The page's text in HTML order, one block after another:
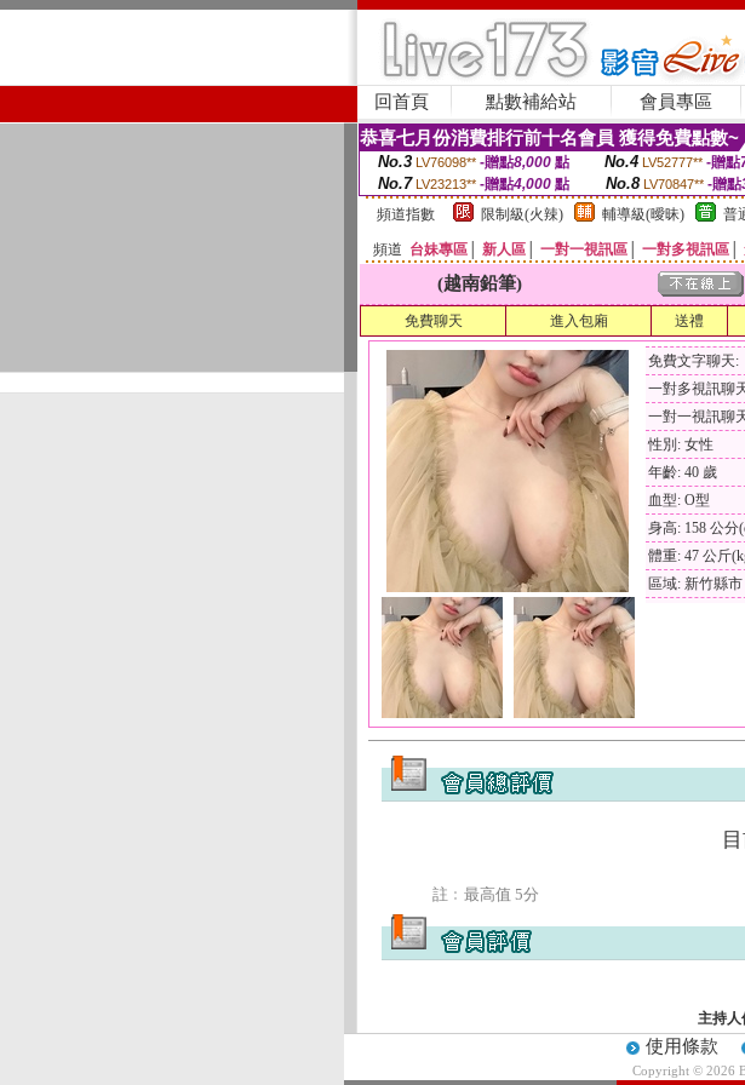
回首頁 點數補給站 會員專區
恭喜七月份消費排行前十名會員 獲得免費點數~
No.3 LV76098** -贈點8,000點 No.4 LV52777** -贈點
No.7 LV23213** -贈點4,000 點 No.8 LV70847** -贈點
頻道指數
限制級(火辣) 輔導級(曖昧) 普
頻道 台妹專區 新人區 一對一視訊區 一對多視訊區
(越南鉛筆)
免費聊天 進入包廂 送禮
免費文字聊天:
一對多視訊聊
一對一視訊聊
性別: 女性
年齡: 40 歲
血型: O型
身高: 158 公分
體重: 47 公斤
區域: 新竹縣市
註﹕最高值 5分
主持人
使用條款
Copyright © 2026